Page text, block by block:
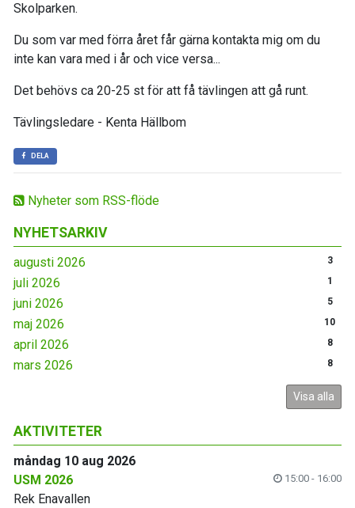
Nyheter som RSS-flöde
NYHETSARKIV
augusti 2026 3
juli 2026 1
juni 2026 5
maj 2026 10
april 2026 8
mars 2026 8
Visa alla
AKTIVITETER
måndag 10 aug 2026
USM 2026
15:00 - 16:00
Rek Enavallen
Skolparken.
Du som var med förra året får gärna kontakta mig om du
inte kan vara med i år och vice versa...
Det behövs ca 20-25 st för att få tävlingen att gå runt.
Tävlingsledare - Kenta Hällbom
DELA